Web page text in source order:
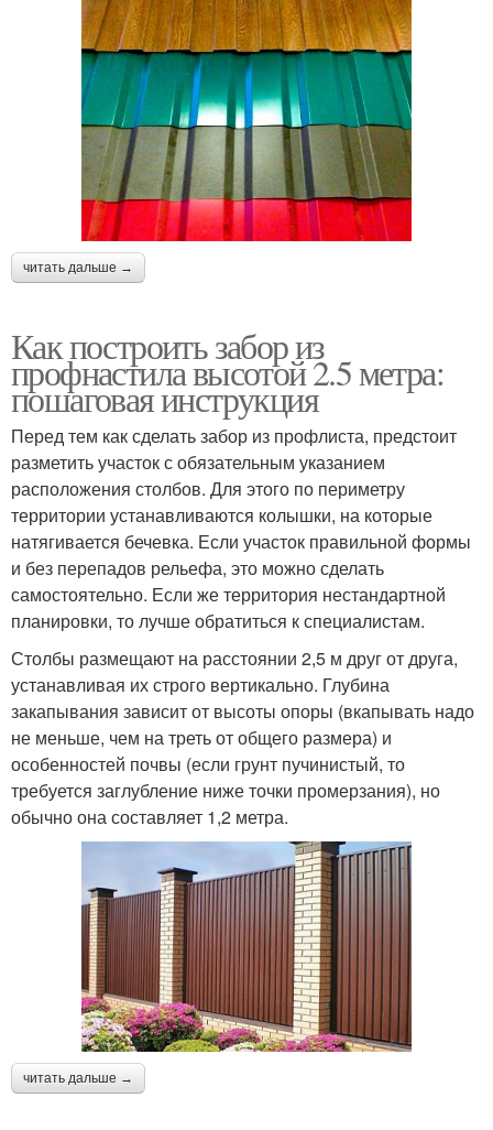
читать дальше →
Как построить забор из
профнастила высотой 2.5 метра:
пошаговая инструкция
Перед тем как сделать забор из профлиста, предстоит
разметить участок с обязательным указанием
расположения столбов. Для этого по периметру
территории устанавливаются колышки, на которые
натягивается бечевка. Если участок правильной формы
и без перепадов рельефа, это можно сделать
самостоятельно. Если же территория нестандартной
планировки, то лучше обратиться к специалистам.
Столбы размещают на расстоянии 2,5 м друг от друга,
устанавливая их строго вертикально. Глубина
закапывания зависит от высоты опоры (вкапывать надо
не меньше, чем на треть от общего размера) и
особенностей почвы (если грунт пучинистый, то
требуется заглубление ниже точки промерзания), но
обычно она составляет 1,2 метра.
читать дальше →